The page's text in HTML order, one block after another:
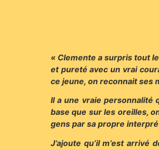
« Clemente a surpris tout
et pureté avec un vrai
ce jeune, on reconnait ses
Il a une vraie personnalité
base que sur les oreilles,
gens par sa propre
J’ajoute qu’il m’est